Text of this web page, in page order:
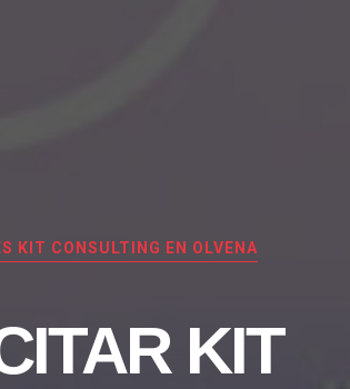
CONSULTING EN OLVENA
KIT